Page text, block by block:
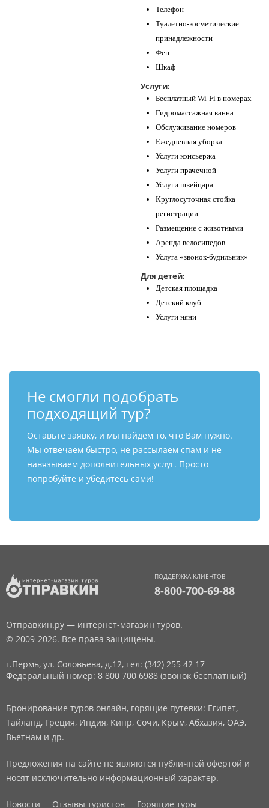
Телефон
Туалетно-косметические
принадлежности
Фен
Шкаф
Услуги:
Бесплатный Wi-Fi в номерах
Гидромассажная ванна
Обслуживание номеров
Ежедневная уборка
Услуги консьержа
Услуги прачечной
Услуги швейцара
Круглосуточная стойка
регистрации
Размещение с животными
Аренда велосипедов
Услуга «звонок-будильник»
Для детей:
Детская площадка
Детский клуб
Услуги няни
Не смогли подобрать
подходящий тур?
Оставьте заявку, и мы найдем то, что Вам нужно.
Мы отвечаем быстро, не рассылаем спам и не
навязываем дополнительных услуг. Просто
попробуйте и убедитесь сами!
ПОДДЕРЖКА КЛИЕНТОВ
8-800-700-69-88
Отправкин.ру — интернет-магазин туров.
© 2009-2026. Все права защищены.
г.Пермь, ул. Соловьева, д.12, тел: (342) 255 42 17
Федеральный номер: 8 800 700 6988 (звонок бесплатный)
Бронирование туров онлайн, горящие путевки: Египет,
Тайланд, Греция, Индия, Кипр, Сочи, Крым, Абхазия, ОАЭ,
Вьетнам и др.
Предложения на сайте не являются публичной офертой и
носят исключительно информационный характер.
Новости Отзывы туристов Горящие туры